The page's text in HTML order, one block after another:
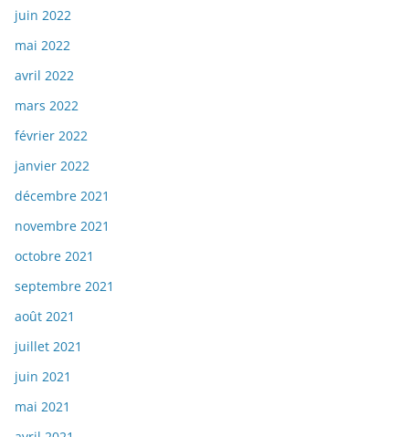
juin 2022
mai 2022
avril 2022
mars 2022
février 2022
janvier 2022
décembre 2021
novembre 2021
octobre 2021
septembre 2021
août 2021
juillet 2021
juin 2021
mai 2021